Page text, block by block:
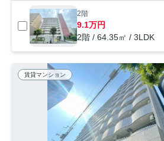
2階
9.1万円
2階 / 64.35㎡ / 3LDK
賃貸マンション